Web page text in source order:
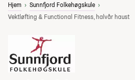
Hjem
Sunnfjord Folkehøgskule
Vektløfting & Functional Fitness, halvår haust